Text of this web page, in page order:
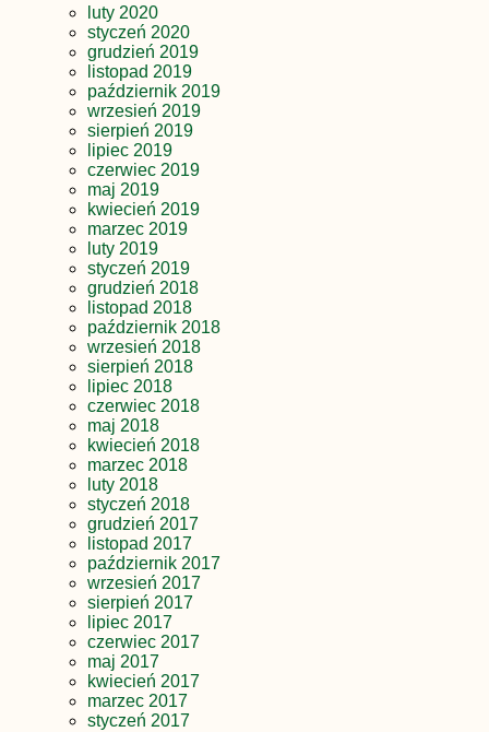
luty 2020
styczeń 2020
grudzień 2019
listopad 2019
październik 2019
wrzesień 2019
sierpień 2019
lipiec 2019
czerwiec 2019
maj 2019
kwiecień 2019
marzec 2019
luty 2019
styczeń 2019
grudzień 2018
listopad 2018
październik 2018
wrzesień 2018
sierpień 2018
lipiec 2018
czerwiec 2018
maj 2018
kwiecień 2018
marzec 2018
luty 2018
styczeń 2018
grudzień 2017
listopad 2017
październik 2017
wrzesień 2017
sierpień 2017
lipiec 2017
czerwiec 2017
maj 2017
kwiecień 2017
marzec 2017
styczeń 2017